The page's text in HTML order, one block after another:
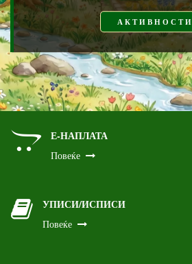
АКТИВНОСТИ
Е-НАПЛАТА
Повеќе
УПИСИ/ИСПИСИ
Повеќе